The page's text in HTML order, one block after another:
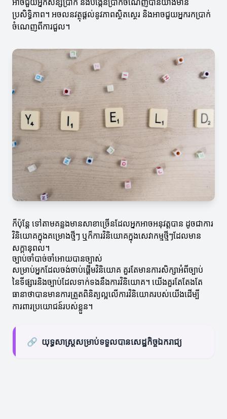
ប្រសិទ្ធិភាព។ អចលនវត្ថុផ្តល់នូវភាពស្ថិតស្ថេរ និងអាចជួយអ្នករកប្រាក់
ចំណេញពីការជួល។
ក៏ប៉ុន្តែ ទៅតាមគន្លងមានសាខាច្រើនដែលអ្នកអាចអនុវត្តបាន ដូចជាការ
វិនិយោគក្នុងគម្រោងថ្មីៗ ឬក៏ការវិនិយោគក្នុងសេវាកម្មថ្មីៗដែលមាន
សក្តានុពល។
ច្បាប់ចាំបាច់ចាំអោយបានច្បាស់
សម្រាប់អ្នកដែលចង់ចាប់ផ្តើមវិនិយោគ គួរតែមានការសិក្សាអំពីច្បាប់
នៃទីផ្សារនិងច្បាប់ដែលទាក់ទងនឹងការវិនិយោគ។ យើងគួរតែតែងតែ
ធានាថាបានមានការត្រួតពិនិត្យល្អលើការវិនិយោគរបស់យើងដើម្បី
ការពារប្រយោជន៍របស់ខ្លួន។
🔗 យុទ្ធសាស្ត្រសម្រាប់ទទួលបានសេដ្ឋកិច្ចឯករាជ្យ